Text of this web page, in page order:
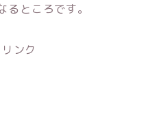
ところです。
ンク